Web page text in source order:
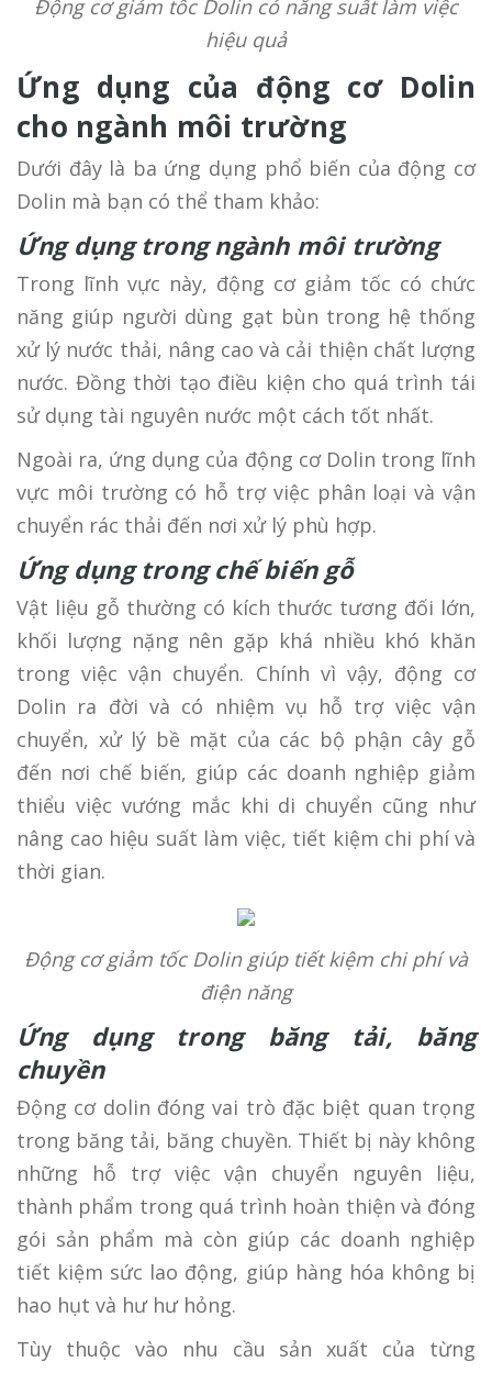
Động cơ giảm tốc Dolin có năng suất làm việc
hiệu quả
Ứng dụng của động cơ Dolin
cho ngành môi trường
Dưới đây là ba ứng dụng phổ biến của động cơ
Dolin mà bạn có thể tham khảo:
Ứng dụng trong ngành môi trường
Trong lĩnh vực này, động cơ giảm tốc có chức
năng giúp người dùng gạt bùn trong hệ thống
xử lý nước thải, nâng cao và cải thiện chất lượng
nước. Đồng thời tạo điều kiện cho quá trình tái
sử dụng tài nguyên nước một cách tốt nhất.
Ngoài ra, ứng dụng của động cơ Dolin trong lĩnh
vực môi trường có hỗ trợ việc phân loại và vận
chuyển rác thải đến nơi xử lý phù hợp.
Ứng dụng trong chế biến gỗ
Vật liệu gỗ thường có kích thước tương đối lớn,
khối lượng nặng nên gặp khá nhiều khó khăn
trong việc vận chuyển. Chính vì vậy, động cơ
Dolin ra đời và có nhiệm vụ hỗ trợ việc vận
chuyển, xử lý bề mặt của các bộ phận cây gỗ
đến nơi chế biến, giúp các doanh nghiệp giảm
thiểu việc vướng mắc khi di chuyển cũng như
nâng cao hiệu suất làm việc, tiết kiệm chi phí và
thời gian.
Động cơ giảm tốc Dolin giúp tiết kiệm chi phí và
điện năng
Ứng dụng trong băng tải, băng
chuyền
Động cơ dolin đóng vai trò đặc biệt quan trọng
trong băng tải, băng chuyền. Thiết bị này không
những hỗ trợ việc vận chuyển nguyên liệu,
thành phẩm trong quá trình hoàn thiện và đóng
gói sản phẩm mà còn giúp các doanh nghiệp
tiết kiệm sức lao động, giúp hàng hóa không bị
hao hụt và hư hư hỏng.
Tùy thuộc vào nhu cầu sản xuất của từng